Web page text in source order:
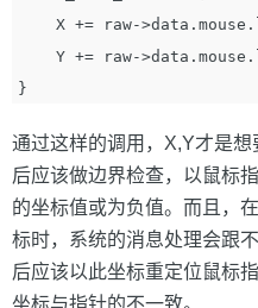
X += raw-
Y += raw-
通过这样的调用，X,Y才是
后应该做边界检查，以鼠标
的坐标值或为负值。而且，
标时，系统的消息处理会跟
后应该以此坐标重定位鼠标
坐标与指针的不一致。